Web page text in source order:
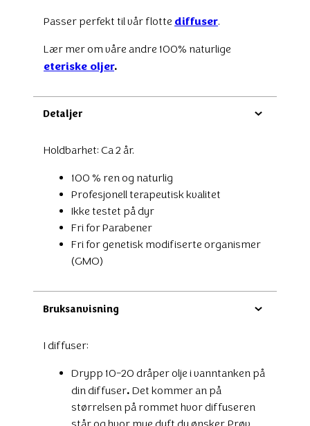
Passer perfekt til vår flotte diffuser.
Lær mer om våre andre 100% naturlige
eteriske oljer.
Detaljer
Holdbarhet: Ca 2 år.
100 % ren og naturlig
Profesjonell terapeutisk kvalitet
Ikke testet på dyr
Fri for Parabener
Fri for genetisk modifiserte organismer
(GMO)
Bruksanvisning
I diffuser:
Drypp 10-20 dråper olje i vanntanken på
din diffuser. Det kommer an på
størrelsen på rommet hvor diffuseren